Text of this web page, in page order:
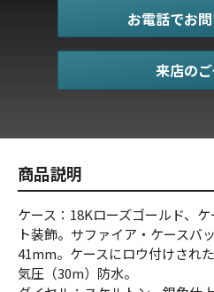
お電話でお
商品説明
ケース：18Kローズゴールド、
ト装飾。サファイア・ケースバ
41mm。ケースにロウ付けされ
気圧（30m）防水。